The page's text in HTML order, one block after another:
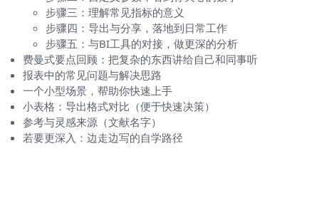
步骤三：理解常见指标的意义
步骤四：导出与分享，落地到日常工作
步骤五：与BI工具的对接，做更深的分析
费曼式要点回顾：把复杂的东西讲给自己和同事听
报表中的常见问题与解决思路
一个小型场景，帮助你快速上手
小表格：导出格式对比（便于快速决策）
参考与灵感来源（文献名字）
若要更深入：边走边写的自学路径